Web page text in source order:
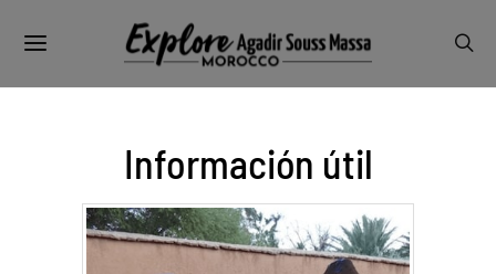
Información útil